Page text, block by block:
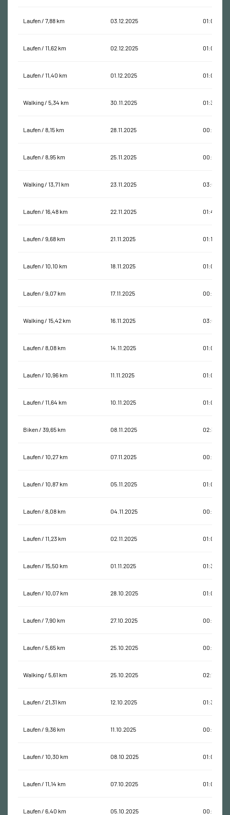
Laufen / 7,88 km 03.12.2025 01:00:07
Laufen / 11,62 km 02.12.2025 01:00:53
Laufen / 11,40 km 01.12.2025 01:01:16
Walking / 5,34 km 30.11.2025 01:30:03
Laufen / 8,15 km 28.11.2025 00:45:43
Laufen / 8,95 km 25.11.2025 00:45:25
Walking / 13,71 km 23.11.2025 03:00:26
Laufen / 16,48 km 22.11.2025 01:40:01
Laufen / 9,68 km 21.11.2025 01:18:02
Laufen / 10,10 km 18.11.2025 01:00:06
Laufen / 9,07 km 17.11.2025 00:52:21
Walking / 15,42 km 16.11.2025 03:09:55
Laufen / 8,08 km 14.11.2025 01:00:21
Laufen / 10,96 km 11.11.2025 01:00:47
Laufen / 11,64 km 10.11.2025 01:00:02
Biken / 39,65 km 08.11.2025 02:30:10
Laufen / 10,27 km 07.11.2025 00:56:55
Laufen / 10,87 km 05.11.2025 01:00:01
Laufen / 8,08 km 04.11.2025 00:46:30
Laufen / 11,23 km 02.11.2025 01:00:40
Laufen / 15,50 km 01.11.2025 01:31:29
Laufen / 10,07 km 28.10.2025 01:01:38
Laufen / 7,90 km 27.10.2025 00:47:33
Laufen / 5,65 km 25.10.2025 00:30:48
Walking / 5,61 km 25.10.2025 02:10:16
Laufen / 21,31 km 12.10.2025 01:34:57
Laufen / 9,36 km 11.10.2025 00:53:37
Laufen / 10,30 km 08.10.2025 01:00:04
Laufen / 11,14 km 07.10.2025 01:01:36
Laufen / 6,40 km 05.10.2025 00:51:54